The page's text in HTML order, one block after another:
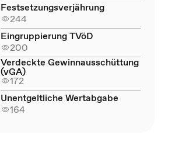
Festsetzungsverjährung
244
Eingruppierung TVöD
200
Verdeckte Gewinnausschüttung
(vGA)
172
Unentgeltliche Wertabgabe
164